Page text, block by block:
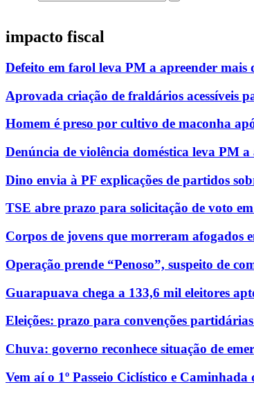
impacto fiscal
Defeito em farol leva PM a apreender mais
Aprovada criação de fraldários acessíveis
Homem é preso por cultivo de maconha
Denúncia de violência doméstica leva PM
Dino envia à PF explicações de partidos
TSE abre prazo para solicitação de voto
Corpos de jovens que morreram afogados
Operação prende “Penoso”, suspeito de
Guarapuava chega a 133,6 mil eleitores
Eleições: prazo para convenções
Chuva: governo reconhece situação de
Vem aí o 1º Passeio Ciclístico e